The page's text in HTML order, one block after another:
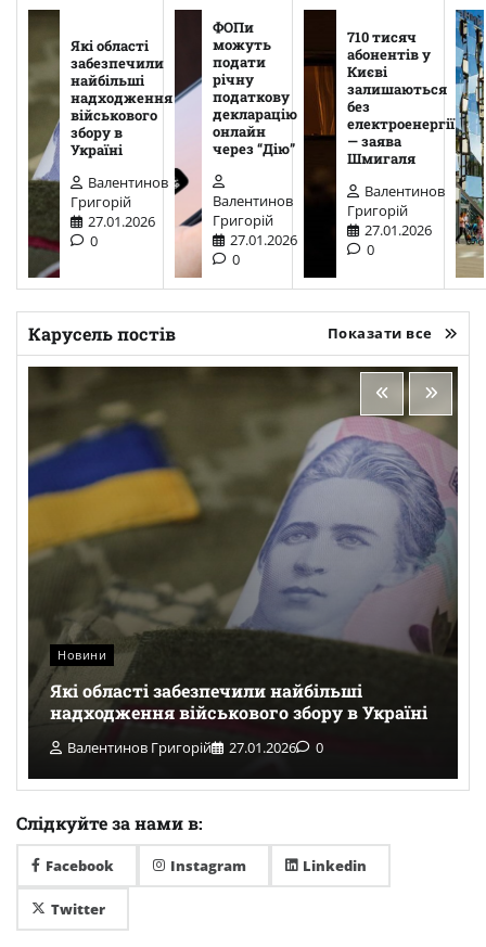
Які області
забезпечили
найбільші
надходження
військового
збору в
Україні
Валентинов
Григорій
27.01.2026
0
ФОПи
можуть
подати
річну
податкову
декларацію
онлайн
через “Дію”
Валентинов
Григорій
27.01.2026
0
710 тисяч
абонентів у
Києві
залишаються
без
електроенергії
— заява
Шмигаля
Валентинов
Григорій
27.01.2026
0
Карусель постів Показати все
Новини
Які області забезпечили найбільші
надходження військового збору в Україні
Валентинов Григорій 27.01.2026 0
Слідкуйте за нами в:
Facebook Instagram Linkedin
Twitter